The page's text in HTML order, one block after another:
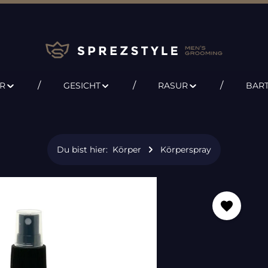
GESICHT RASUR
Du bist hier: Körper Körperspray